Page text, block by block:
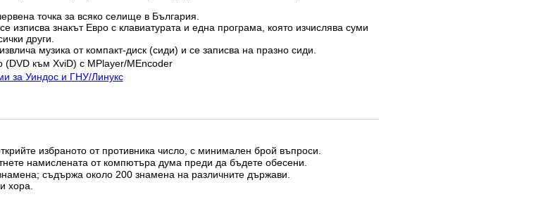
точка за всяко селище в България.
изписва знакът Евро с клавиатурата и една програма, която изчислява суми
други.
музика от компакт-диск (сиди) и се записва на празно сиди.
(DVD към XviD) с MPlayer/MEncoder
за Уиндос и ГНУ/Линукс
избраното от противника число, с минимален брой въпроси.
намислената от компютъра дума преди да бъдете обесени.
съдържа около 200 знамена на различните държави.
хора.